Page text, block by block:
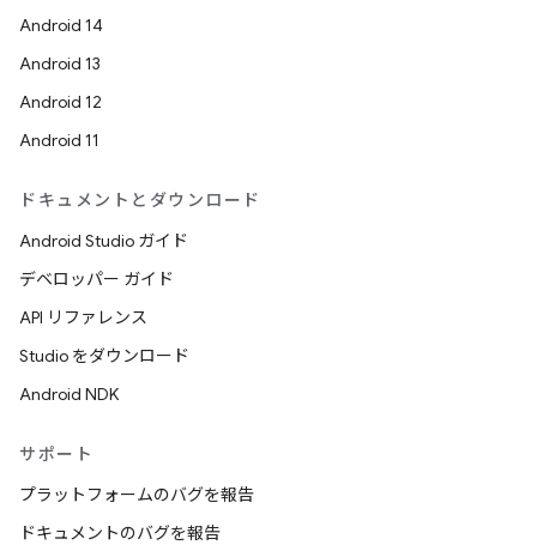
Android 14
Android 13
Android 12
Android 11
ドキュメントとダウンロード
Android Studio ガイド
デベロッパー ガイド
API リファレンス
Studio をダウンロード
Android NDK
サポート
プラットフォームのバグを報告
ドキュメントのバグを報告